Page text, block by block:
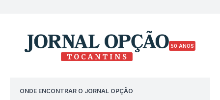
50 ANOS
ONDE ENCONTRAR O JORNAL OPÇÃO